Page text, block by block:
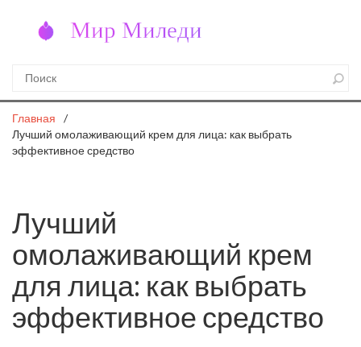
Главная
Лучший омолаживающий крем для лица: как выбрать
эффективное средство
Лучший
омолаживающий крем
для лица: как выбрать
эффективное средство